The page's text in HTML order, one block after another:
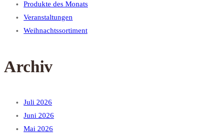
Produkte des Monats
Veranstaltungen
Weihnachtssortiment
Archiv
Juli 2026
Juni 2026
Mai 2026